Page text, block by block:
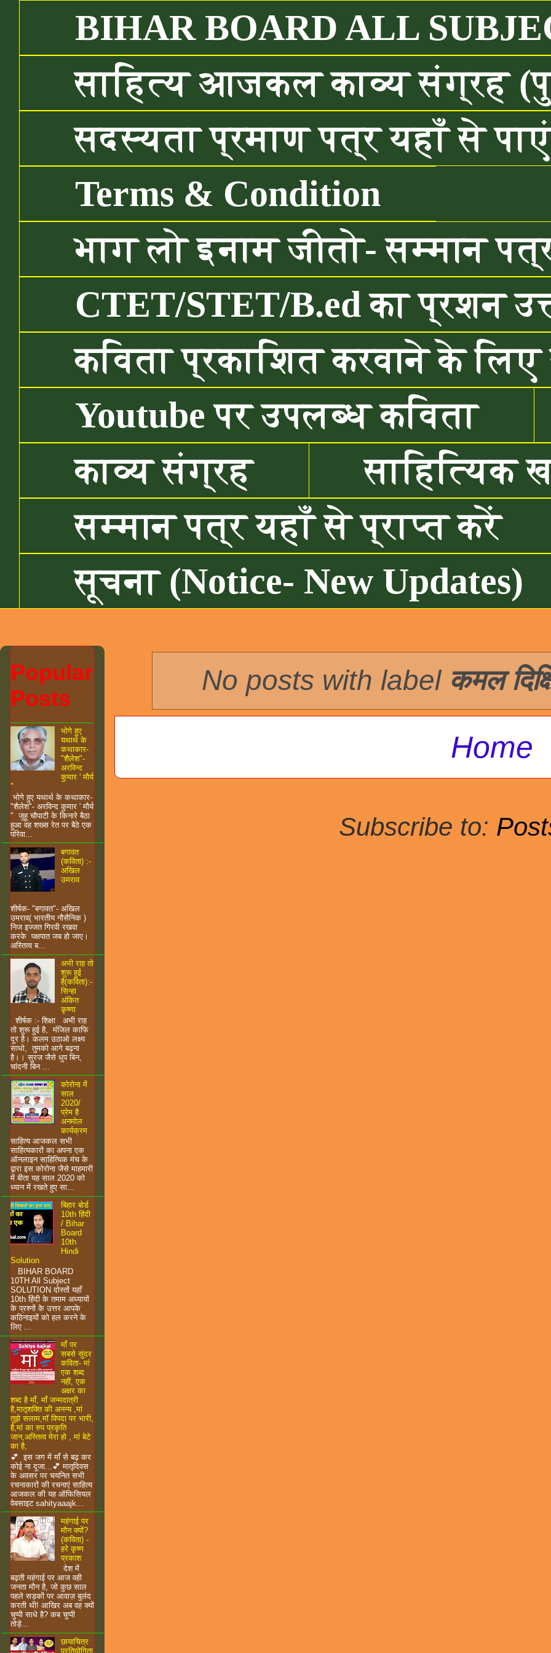
BIHAR BOARD ALL
साहित्य आजकल काव्य संग्रह
सदस्यता प्रमाण पत्र यहाँ से
Terms & Condition
भाग लो इनाम जीतो- सम्मान
CTET/STET/B.ed का प्रशन
कविता प्रकाशित करवाने के
Youtube पर उपलब्ध कविता
काव्य संग्रह
साहित्यिक
सम्मान पत्र यहाँ से प्राप्त करें
सूचना (Notice- New Updates)
No posts with label कमल
Home
Subscribe to:
Popular
Posts
भोगे हुए
यथार्थ के
कथाकार-
"शैलेश"-
अरविन्द
कुमार ' मौर्य
"
भोगे हुए यथार्थ के कथाकार-
"शैलेश"- अरविन्द कुमार ' मौर्य
" जुहू चौपाटी के किनारे बैठा
हुआ वह शख्स रेत पर बैठे एक
परिवा...
बगावत
(कविता) :-
अखिल
उमराव
शीर्षक- "बगावत"- अखिल
उमराव( भारतीय नौसैनिक )
निज इज्जत गिरवी रखवा
करके पक्षपात जब हो जाए।
अस्तित्व ब...
अभी राह तो
शुरू हुई
है(कविता):-
सिन्हा
अंकित
कृष्णा
शीर्षक :- शिक्षा अभी राह
तो शुरू हुई है, मंजिल काफि
दूर है। कलम उठाओ लक्ष्य
साधो, तुमको आगे बढ़ना
है।। सुरज जैसे धुप बिन,
चांदनी बिन ...
कोरोना में
साल
2020/
प्रेम है
अनमोल
कार्यक्रम
साहित्य आजकल सभी
साहित्यकारों का अपना एक
ऑनलाइन साहित्यिक मंच के
द्वारा इस कोरोना जैसे माहमारी
में बीता यह साल 2020 को
ध्यान में रखते हुए सा...
बिहार बोर्ड
10th हिंदी
/ Bihar
Board
10th
Hindi
Solution
BIHAR BOARD
10TH All Subject
SOLUTION दोस्तों यहाँ
10th हिंदी के तमाम अध्यायों
के प्रश्नों के उत्तर आपके
कठिनाइयों को हल करने के
लिए ...
माँ पर
सबसे सुंदर
कविता- मां
एक शब्द
नहीं, एक
अक्षर का
शब्द है माँ, माँ जन्मदात्री
है,मातृशक्ति की अनन्य ,मां
तुझे सलाम,माॅ विपदा पर भारी,
है,मां का रुप प्रकृति
जान,अस्तित्व मेरा हो , मां बेटे
का है,
💕 इस जग में माँ से बढ़ कर
कोई ना दूजा...💕 मातृदिवस
के अवसर पर चयनित सभी
रचनाकारों की रचनाएं साहित्य
आजकल की यह ऑफिसियल
वेबसाइट sahityaaajk...
महंगाई पर
मौन क्यों?
(कविता) -
हरे कृष्ण
प्रकाश
देश में
बढ़ती महंगाई पर आज वही
जनता मौन है, जो कुछ साल
पहले सड़कों पर आवाज़ बुलंद
करती थी! आखिर अब वह क्यों
चुप्पी साधे है? कब चुप्पी
तोड़े...
छायाचित्र
प्रतियोगिता